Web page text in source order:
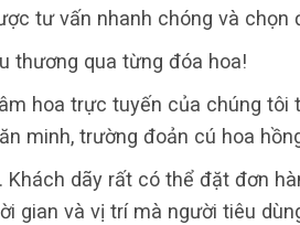
tư vấn nhanh chóng và chọn
thương qua từng đóa hoa!
hoa trực tuyến của chúng tôi
minh, trường đoản cú hoa
dãy rất có thể đặt đơn
gian và vị trí mà người tiêu